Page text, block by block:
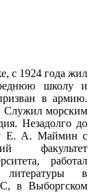
с 1924 года жил
школу и
в армию.
Служил морским
Незадолго до
Е. А. Маймин с
факультет
работал
литературы в
в Выборгском